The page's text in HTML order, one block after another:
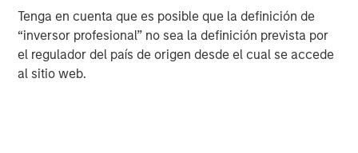
Tenga en cuenta que es posible que la definición de
“inversor profesional” no sea la definición prevista por
el regulador del país de origen desde el cual se accede
al sitio web.
individual investors.
Any charts and graphs provided are for illustrative purposes
only. Any performance quoted represents past performance.
Past performance does not guarantee future results